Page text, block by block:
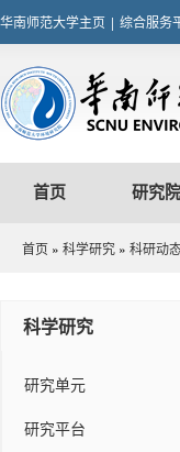
华南师范大学主页 | 综合服务
首页 研究
首页 » 科学研究 » 科研动
科学研究
研究单元
研究平台